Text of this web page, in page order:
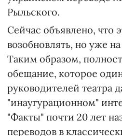
Рыльского.
Сейчас объявлено, что
возобновлять, но уже
Таким образом,
обещание, которое
руководителей театра
"инаугурационном"
"Факты" почти 20 лет
переводов в